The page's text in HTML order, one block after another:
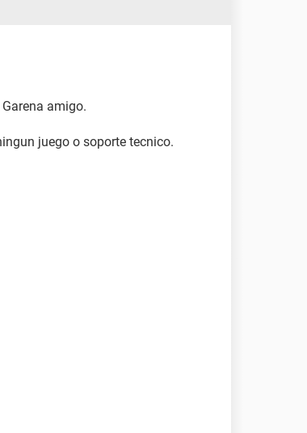
amigo.
juego o soporte tecnico.